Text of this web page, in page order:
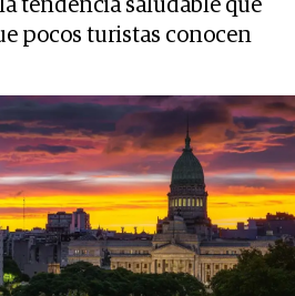
tendencia saludable que
pocos turistas conocen